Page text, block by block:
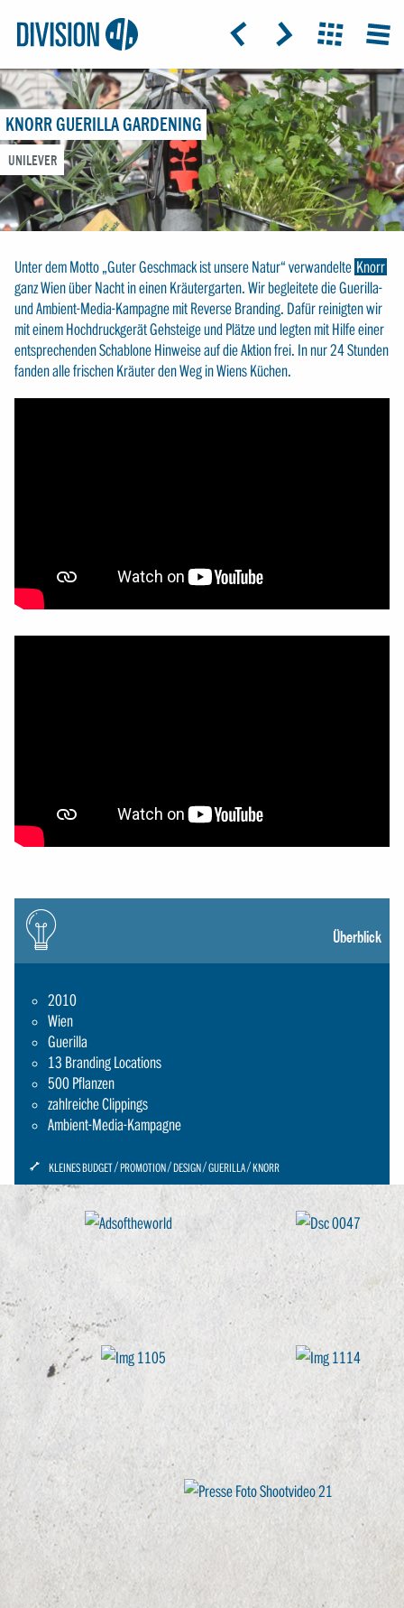
Logo:
Division4
ICON: ARROW-LEFT
ICON: ARROW-RIGHT
ICON:
KNORR GUERILLA GARDENING
UNILEVER
Unter dem Motto „Guter Geschmack ist unsere Natur“ verwandelte Knorr
ganz Wien über Nacht in einen Kräutergarten. Wir begleitete die Guerilla-
und Ambient-Media-Kampagne mit Reverse Branding. Dafür reinigten wir
mit einem Hochdruckgerät Gehsteige und Plätze und legten mit Hilfe einer
entsprechenden Schablone Hinweise auf die Aktion frei. In nur 24 Stunden
fanden alle frischen Kräuter den Weg in Wiens Küchen.
Icon:
gluehbirne
Überblick
2010
Wien
Guerilla
13 Branding Locations
500 Pflanzen
zahlreiche Clippings
Ambient-Media-Kampagne
ICON:
SCHRAUBENSCHLUESSEL-
SMALL
KLEINES BUDGET PROMOTION DESIGN GUERILLA KNORR